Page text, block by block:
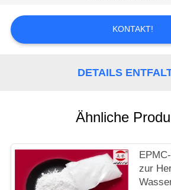
ANGEBOT
KONTAKT!
DETAILS
Ähnliche
zur